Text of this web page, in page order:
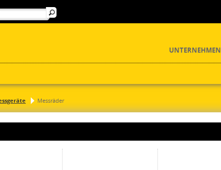
UNTERNEHMEN
Messräder